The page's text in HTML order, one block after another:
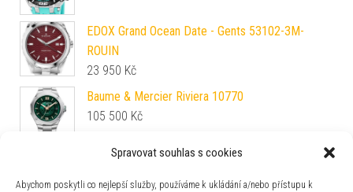
Spravovat souhlas s cookies
Abychom poskytli co nejlepší služby, používáme k ukládání a/nebo přístupu k
EDOX Grand Ocean Date - Gents 53102-3M-
ROUIN
23 950 Kč
Baume & Mercier Riviera 10770
105 500 Kč
Davosa Vintage 168.570.10
6 500
Kč